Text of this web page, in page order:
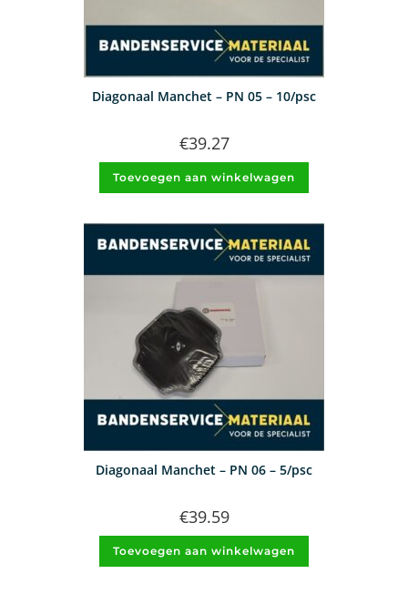
Diagonaal Manchet – PN 05 – 10/psc
€39.27
Toevoegen aan winkelwagen
Diagonaal Manchet – PN 06 – 5/psc
€39.59
Toevoegen aan winkelwagen